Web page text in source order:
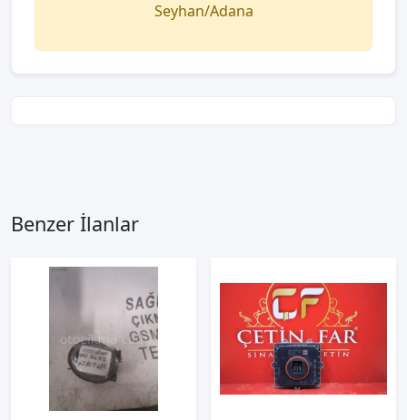
Seyhan/Adana
Benzer İlanlar